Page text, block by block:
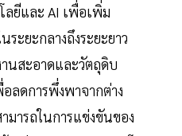
ลยีและ AI เพื่อเพิ่ม
ยะกลางถึงระยะยาว
นสะอาดและวัตถุดิบ
ลดการพึ่งพาจากต่าง
มารถในการแข่งขันของ